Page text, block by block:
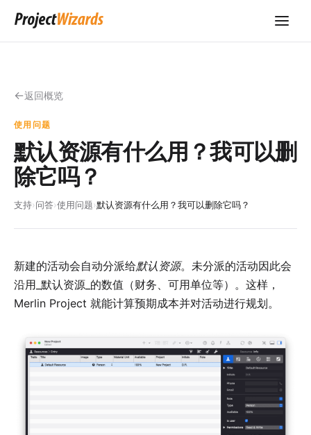
返回概览
使用问题
默认资源有什么用？我可以删
除它吗？
支持›问答›使用问题›默认资源有什么用？我可以删除它吗？
新建的活动会自动分派给默认资源。未分派的活动因此会
沿用_默认资源_的数值（财务、可用单位等）。这样，
Merlin Project 就能计算预期成本并对活动进行规划。